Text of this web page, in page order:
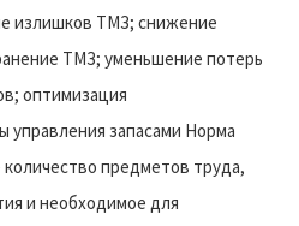
излишков ТМЗ; снижение
ТМЗ; уменьшение потерь
оптимизация
запасами Норма
количество предметов труда,
и необходимое для